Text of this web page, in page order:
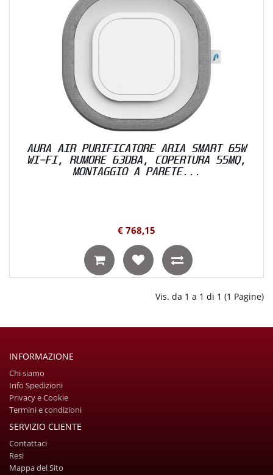
AURA AIR PURIFICATORE ARIA SMART 65W
WI-FI, RUMORE 63DBA, COPERTURA 55MQ,
MONTAGGIO A PARETE...
€ 768,15
Vis. da 1 a 1 di 1 (1 Pagine)
INFORMAZIONE
Chi siamo
Info Spedizioni
Privacy e Cookie
Termini e condizioni
SERVIZIO CLIENTE
Contattaci
Resi
Mappa del Sito